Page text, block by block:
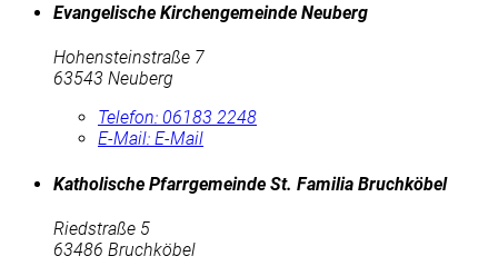
Evangelische Kirchengemeinde Neuberg
Hohensteinstraße 7
63543 Neuberg
Telefon: 06183 2248
E-Mail: E-Mail
Katholische Pfarrgemeinde St. Familia Bruchköbel
Riedstraße 5
63486 Bruchköbel